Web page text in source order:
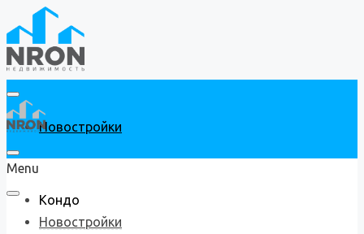
Новостройки
Кондо
Menu
Новостройки